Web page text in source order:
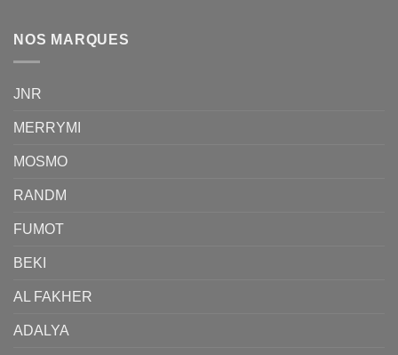
NOS MARQUES
JNR
MERRYMI
MOSMO
RANDM
FUMOT
BEKI
AL FAKHER
ADALYA